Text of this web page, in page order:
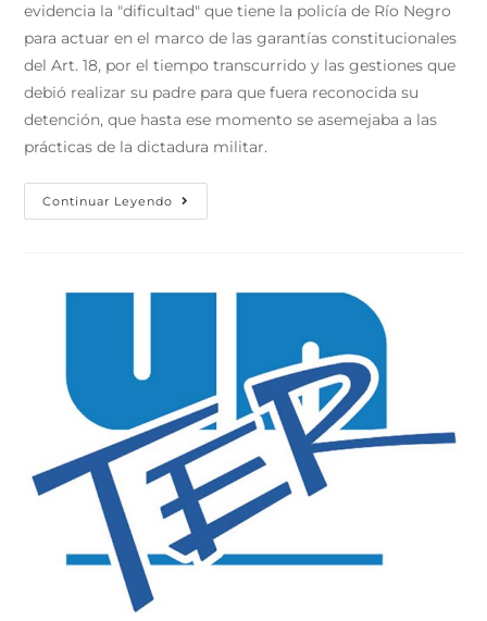
evidencia la "dificultad" que tiene la policía de Río Negro
para actuar en el marco de las garantías constitucionales
del Art. 18, por el tiempo transcurrido y las gestiones que
debió realizar su padre para que fuera reconocida su
detención, que hasta ese momento se asemejaba a las
prácticas de la dictadura militar.
Continuar Leyendo